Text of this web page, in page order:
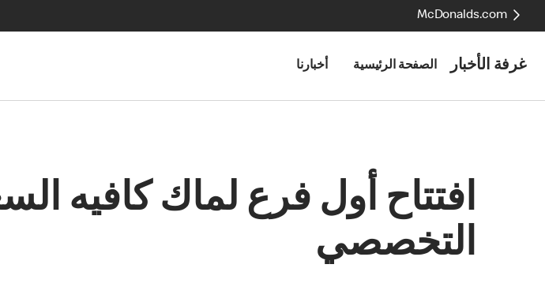
McDonalds.com
غرفة الأخبار الصفحة الرئيسية أخبارنا
افتتاح أول فرع لماك كافيه
التخصصي